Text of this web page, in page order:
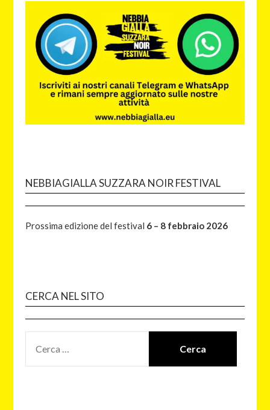
NEBBIAGIALLA SUZZARA NOIR FESTIVAL
Prossima edizione del festival 6 – 8 febbraio 2026
CERCA NEL SITO